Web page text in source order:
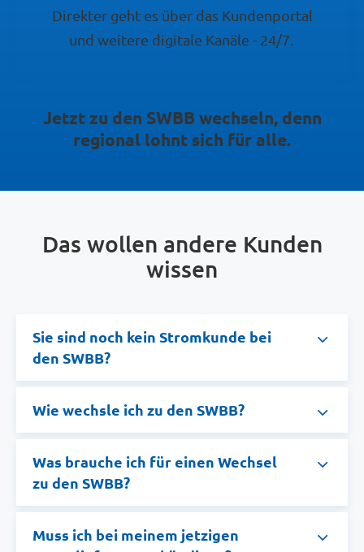
Direkter geht es über das Kundenportal
und weitere digitale Kanäle - 24/7.
Jetzt zu den SWBB wechseln, denn
regional lohnt sich für alle.
Das wollen andere Kunden
wissen
Sie sind noch kein Stromkunde bei
den SWBB?
Wie wechsle ich zu den SWBB?
Was brauche ich für einen Wechsel
zu den SWBB?
Muss ich bei meinem jetzigen